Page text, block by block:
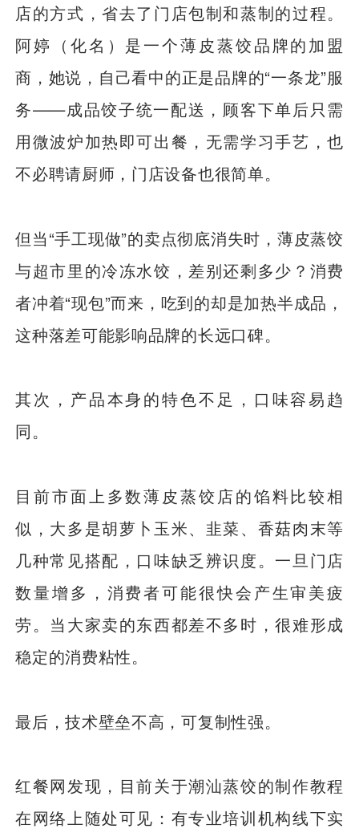
店的方式，省去了门店包制和蒸制的过程。
阿婷（化名）是一个薄皮蒸饺品牌的加盟
商，她说，自己看中的正是品牌的“一条龙”服
务——成品饺子统一配送，顾客下单后只需
用微波炉加热即可出餐，无需学习手艺，也
不必聘请厨师，门店设备也很简单。
但当“手工现做”的卖点彻底消失时，薄皮蒸饺
与超市里的冷冻水饺，差别还剩多少？消费
者冲着“现包”而来，吃到的却是加热半成品，
这种落差可能影响品牌的长远口碑。
其次，产品本身的特色不足，口味容易趋
同。
目前市面上多数薄皮蒸饺店的馅料比较相
似，大多是胡萝卜玉米、韭菜、香菇肉末等
几种常见搭配，口味缺乏辨识度。一旦门店
数量增多，消费者可能很快会产生审美疲
劳。当大家卖的东西都差不多时，很难形成
稳定的消费粘性。
最后，技术壁垒不高，可复制性强。
红餐网发现，目前关于潮汕蒸饺的制作教程
在网络上随处可见：有专业培训机构线下实